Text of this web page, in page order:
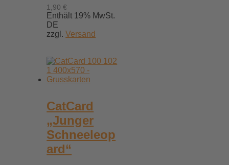
1,90€
Enthält 19% MwSt.
DE
zzgl.Versand
CatCard
„Junger
Schneeleop
ard“